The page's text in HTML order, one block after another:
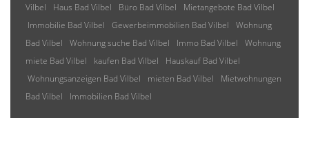
Vilbel Haus Bad Vilbel Büro Bad Vilbel
Mietangebote Bad Vilbel
Immobilie Bad Vilbel
Gewerbeimmobilien Bad Vilbel
Wohnung
Bad Vilbel
Wohnung suche Bad Vilbel Immo Bad Vilbel
Wohnung
miete Bad Vilbel
kaufen Bad Vilbel
Hauskauf Bad Vilbel
Wohnungsanzeigen Bad Vilbel
mieten Bad Vilbel
Mietwohnungen
Bad Vilbel
Immobilien Bad Vilbel